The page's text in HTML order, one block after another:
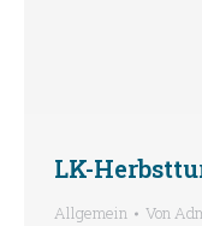
LK-
Allgemein Von